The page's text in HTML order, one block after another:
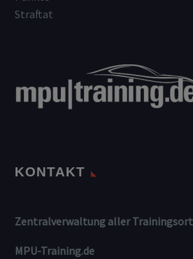
Straftat
KONTAKT
Zentralverwaltung aller
MPU-Training.de